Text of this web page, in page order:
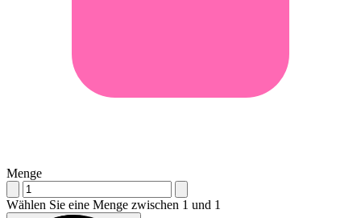
Menge
Wählen Sie eine Menge zwischen 1 und 1